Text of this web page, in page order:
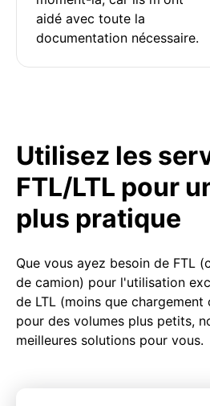
aidé avec toute la
documentation nécessaire.
Utilisez les
FTL/LTL pour
plus pratique
Que vous ayez besoin de FTL
de camion) pour l'utilisation
de LTL (moins que
pour des volumes plus petits,
meilleures solutions pour vous.